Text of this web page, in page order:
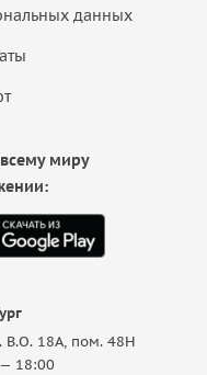
данных
В.О. 18A, пом. 48Н
18:00
миру